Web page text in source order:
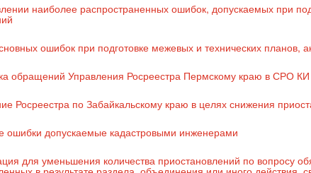
наиболее распространенных ошибок, допускаемых при
ошибок при подготовке межевых и технических планов,
обращений Управления Росреестра Пермскому краю в СРО КИ
Росреестра по Забайкальскому краю в целях снижения
ошибки допускаемые кадастровыми инженерами
для уменьшения количества приостановлений по вопросу